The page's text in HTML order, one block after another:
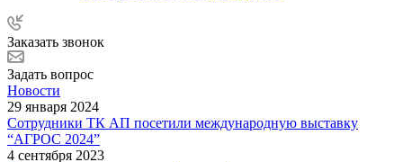
Заказать звонок
Задать вопрос
Новости
29 января 2024
Сотрудники ТК АП посетили международную выставку
“АГРОС 2024”
4 сентября 2023